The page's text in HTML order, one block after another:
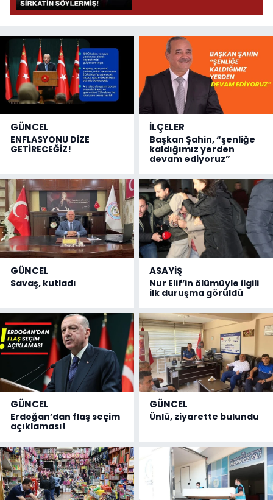
GÜNCEL
ENFLASYONU DİZE
GETİRECEĞİZ!
İLÇELER
Başkan Şahin, “şenliğe
kaldığımız yerden
devam ediyoruz”
GÜNCEL
Savaş, kutladı
ASAYİŞ
Nur Elif’in ölümüyle ilgili
ilk duruşma görüldü
GÜNCEL
Erdoğan’dan flaş seçim
açıklaması!
GÜNCEL
Ünlü, ziyarette bulundu